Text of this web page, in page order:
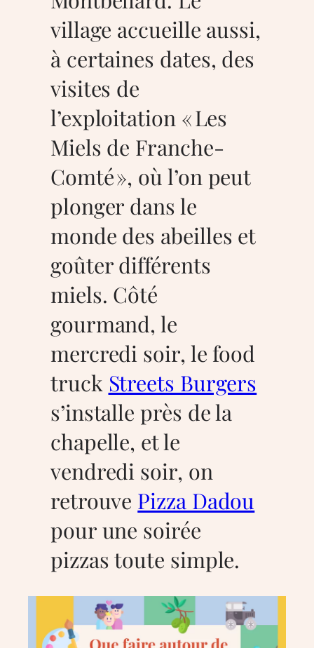
village accueille aussi,
à certaines dates, des
visites de
l’exploitation « Les
Miels de Franche-
Comté », où l’on peut
plonger dans le
monde des abeilles et
goûter différents
miels. Côté
gourmand, le
mercredi soir, le food
truck Streets Burgers
s’installe près de la
chapelle, et le
vendredi soir, on
retrouve Pizza Dadou
pour une soirée
pizzas toute simple.